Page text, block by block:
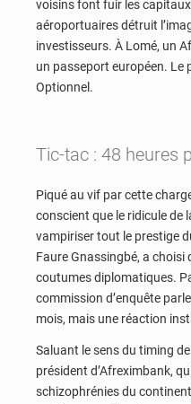
voisins font fuir les
aéroportuaires détruit
investisseurs. À Lomé, un
un passeport européen. Le
Optionnel.
Tic-tac : 48 heures
Piqué au vif par cette
conscient que le ridicule de
vampiriser tout le prestige
Faure Gnassingbé, a
coutumes diplomatiques.
commission d’enquête
mois, mais une réaction
Saluant le sens du timing
président d’Afreximbank,
schizophrénies du